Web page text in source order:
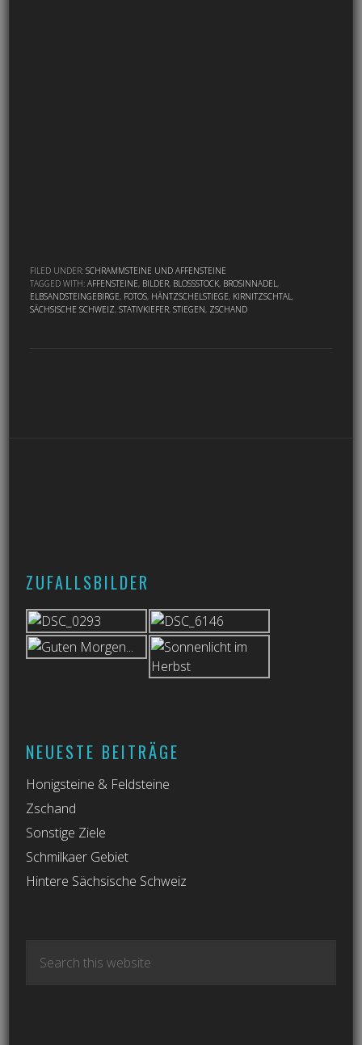
FILED UNDER:SCHRAMMSTEINE UND AFFENSTEINE
TAGGED WITH:AFFENSTEINE, BILDER, BLOSSSTOCK , BROSINNADEL ,
ELBSANDSTEINGEBIRGE, FOTOS, HÄNTZSCHELSTIEGE, KIRNITZSCHTAL ,
SÄCHSISCHE SCHWEIZ,STATIVKIEFER,STIEGEN, ZSCHAND
ZUFALLSBILDER
NEUESTE BEITRÄGE
Honigsteine & Feldsteine
Zschand
Sonstige Ziele
Schmilkaer Gebiet
Hintere Sächsische Schweiz